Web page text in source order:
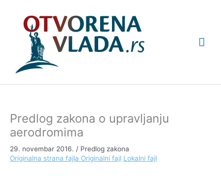
Predlog zakona o upravljanju
aerodromima
29. novembar 2016. / Predlog zakona
Originalna strana fajla Originalni fajl Lokalni fajl